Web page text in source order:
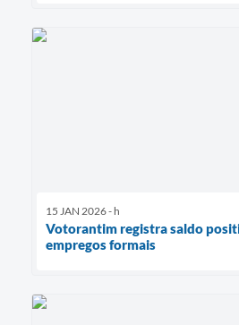
15 JAN 2026 - h
Votorantim registra saldo
empregos formais